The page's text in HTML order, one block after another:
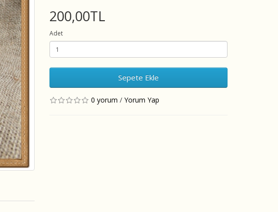
200,00TL
Adet
Sepete Ekle
0 yorum / Yorum Yap